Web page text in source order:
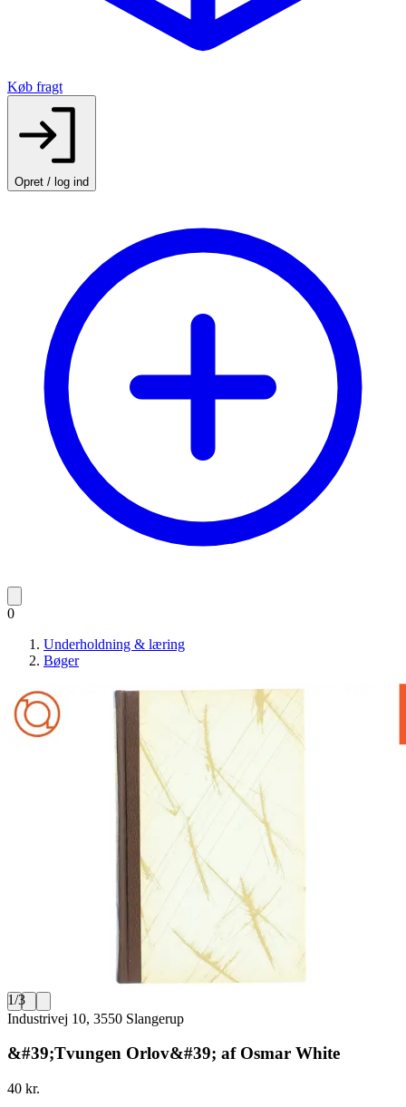
Køb fragt
Opret / log ind
0
Underholdning & læring
Bøger
1/3
Industrivej 10, 3550 Slangerup
&#39;Tvungen Orlov&#39; af Osmar White
40 kr.